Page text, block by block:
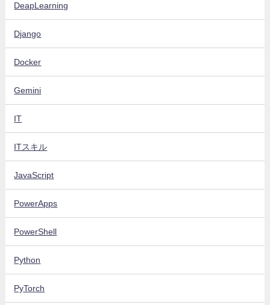
DeapLearning
Django
Docker
Gemini
IT
ITスキル
JavaScript
PowerApps
PowerShell
Python
PyTorch